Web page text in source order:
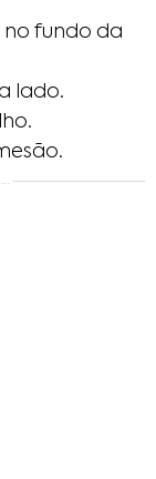
fundo da
lado.